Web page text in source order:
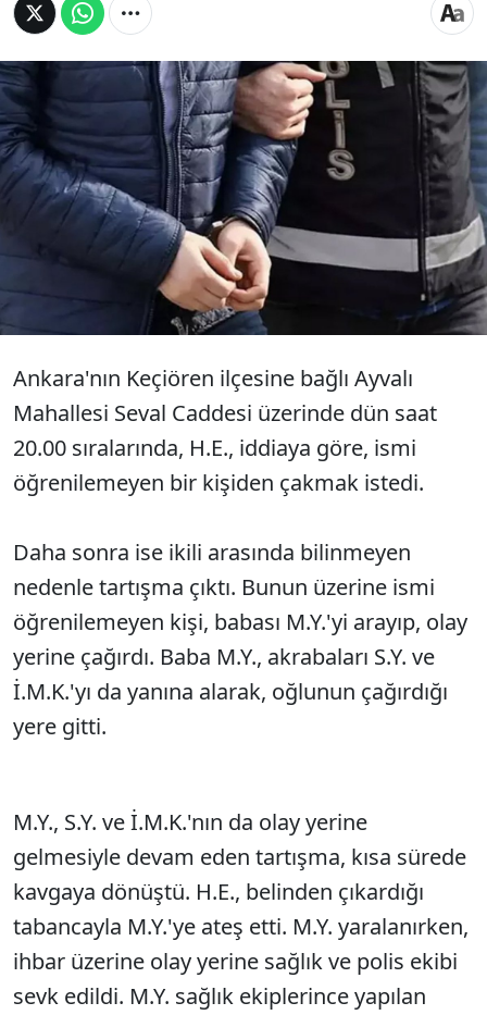
Ankara'nın Keçiören ilçesinde H.E., çakmak
istediği ve tartıştığı kişinin olay yerine gelen
babası M.Y.'yi tabancayla yaraladı. M.Y.
hastaneye kaldırılırken, H.E. ise tutuklandı.
Ankara'nın Keçiören ilçesine bağlı Ayvalı
Mahallesi Seval Caddesi üzerinde dün saat
20.00 sıralarında, H.E., iddiaya göre, ismi
öğrenilemeyen bir kişiden çakmak istedi.
Daha sonra ise ikili arasında bilinmeyen
nedenle tartışma çıktı. Bunun üzerine ismi
öğrenilemeyen kişi, babası M.Y.'yi arayıp, olay
yerine çağırdı. Baba M.Y., akrabaları S.Y. ve
İ.M.K.'yı da yanına alarak, oğlunun çağırdığı
yere gitti.
M.Y., S.Y. ve İ.M.K.'nın da olay yerine
gelmesiyle devam eden tartışma, kısa sürede
kavgaya dönüştü. H.E., belinden çıkardığı
tabancayla M.Y.'ye ateş etti. M.Y. yaralanırken,
ihbar üzerine olay yerine sağlık ve polis ekibi
sevk edildi. M.Y. sağlık ekiplerince yapılan